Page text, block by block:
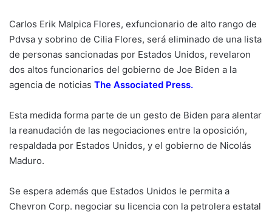
Carlos Erik Malpica Flores, exfuncionario de alto rango de
Pdvsa y sobrino de Cilia Flores, será eliminado de una lista
de personas sancionadas por Estados Unidos, revelaron
dos altos funcionarios del gobierno de Joe Biden a la
agencia de noticias The Associated Press.
Esta medida forma parte de un gesto de Biden para alentar
la reanudación de las negociaciones entre la oposición,
respaldada por Estados Unidos, y el gobierno de Nicolás
Maduro.
Se espera además que Estados Unidos le permita a
Chevron Corp. negociar su licencia con la petrolera estatal